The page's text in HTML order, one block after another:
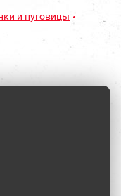
и пуговицы